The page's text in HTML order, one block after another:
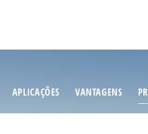
APLICAÇÕES VANTAGENS